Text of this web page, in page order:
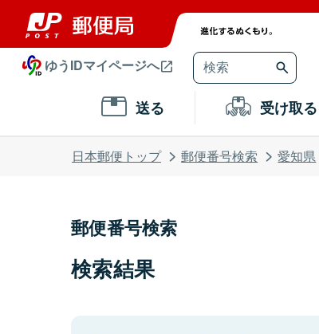
ゆうIDマイページへ
送る 受け取る
日本郵便トップ 郵便番号検索 愛知県
郵便番号検索
検索結果